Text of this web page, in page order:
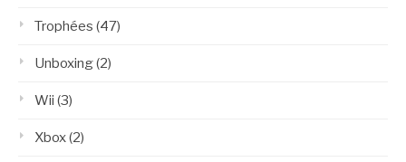
Trophées (47)
Unboxing(2)
Wii (3)
Xbox(2)